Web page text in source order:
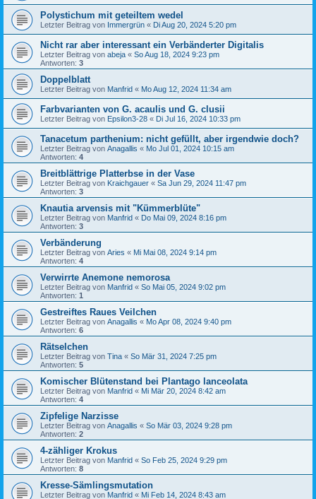
Polystichum mit geteiltem wedel
Letzter Beitrag von Immergrün « Di Aug 20, 2024 5:20 pm
Nicht rar aber interessant ein Verbänderter Digitalis
Letzter Beitrag von abeja « So Aug 18, 2024 9:23 pm
Antworten: 3
Doppelblatt
Letzter Beitrag von Manfrid « Mo Aug 12, 2024 11:34 am
Farbvarianten von G. acaulis und G. clusii
Letzter Beitrag von Epsilon3-28 « Di Jul 16, 2024 10:33 pm
Tanacetum parthenium: nicht gefüllt, aber irgendwie doch?
Letzter Beitrag von Anagallis « Mo Jul 01, 2024 10:15 am
Antworten: 4
Breitblättrige Platterbse in der Vase
Letzter Beitrag von Kraichgauer « Sa Jun 29, 2024 11:47 pm
Antworten: 3
Knautia arvensis mit "Kümmerblüte"
Letzter Beitrag von Manfrid « Do Mai 09, 2024 8:16 pm
Antworten: 3
Verbänderung
Letzter Beitrag von Aries « Mi Mai 08, 2024 9:14 pm
Antworten: 4
Verwirrte Anemone nemorosa
Letzter Beitrag von Manfrid « So Mai 05, 2024 9:02 pm
Antworten: 1
Gestreiftes Raues Veilchen
Letzter Beitrag von Anagallis « Mo Apr 08, 2024 9:40 pm
Antworten: 6
Rätselchen
Letzter Beitrag von Tina « So Mär 31, 2024 7:25 pm
Antworten: 5
Komischer Blütenstand bei Plantago lanceolata
Letzter Beitrag von Manfrid « Mi Mär 20, 2024 8:42 am
Antworten: 4
Zipfelige Narzisse
Letzter Beitrag von Anagallis « So Mär 03, 2024 9:28 pm
Antworten: 2
4-zähliger Krokus
Letzter Beitrag von Manfrid « So Feb 25, 2024 9:29 pm
Antworten: 8
Kresse-Sämlingsmutation
Letzter Beitrag von Manfrid « Mi Feb 14, 2024 8:43 am